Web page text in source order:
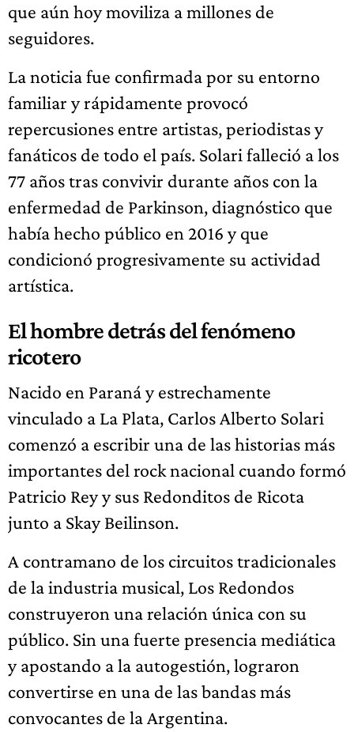
que aún hoy moviliza a millones de
seguidores.
La noticia fue confirmada por su entorno
familiar y rápidamente provocó
repercusiones entre artistas, periodistas y
fanáticos de todo el país. Solari falleció a los
77 años tras convivir durante años con la
enfermedad de Parkinson, diagnóstico que
había hecho público en 2016 y que
condicionó progresivamente su actividad
artística.
El hombre detrás del fenómeno
ricotero
Nacido en Paraná y estrechamente
vinculado a La Plata, Carlos Alberto Solari
comenzó a escribir una de las historias más
importantes del rock nacional cuando formó
Patricio Rey y sus Redonditos de Ricota
junto a Skay Beilinson.
A contramano de los circuitos tradicionales
de la industria musical, Los Redondos
construyeron una relación única con su
público. Sin una fuerte presencia mediática
y apostando a la autogestión, lograron
convertirse en una de las bandas más
convocantes de la Argentina.